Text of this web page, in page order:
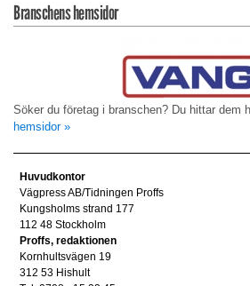
Branschens hemsidor
Söker du företag i branschen? Du hittar dem
hemsidor »
Huvudkontor
Vägpress AB/Tidningen Proffs
Kungsholms strand 177
112 48 Stockholm
Proffs, redaktionen
Kornhultsvägen 19
312 53 Hishult